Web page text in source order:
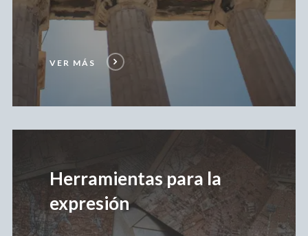
VER MÁS
Herramientas para la
expresión